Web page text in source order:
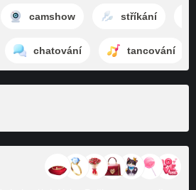
camshow stříkání
chatování tancování